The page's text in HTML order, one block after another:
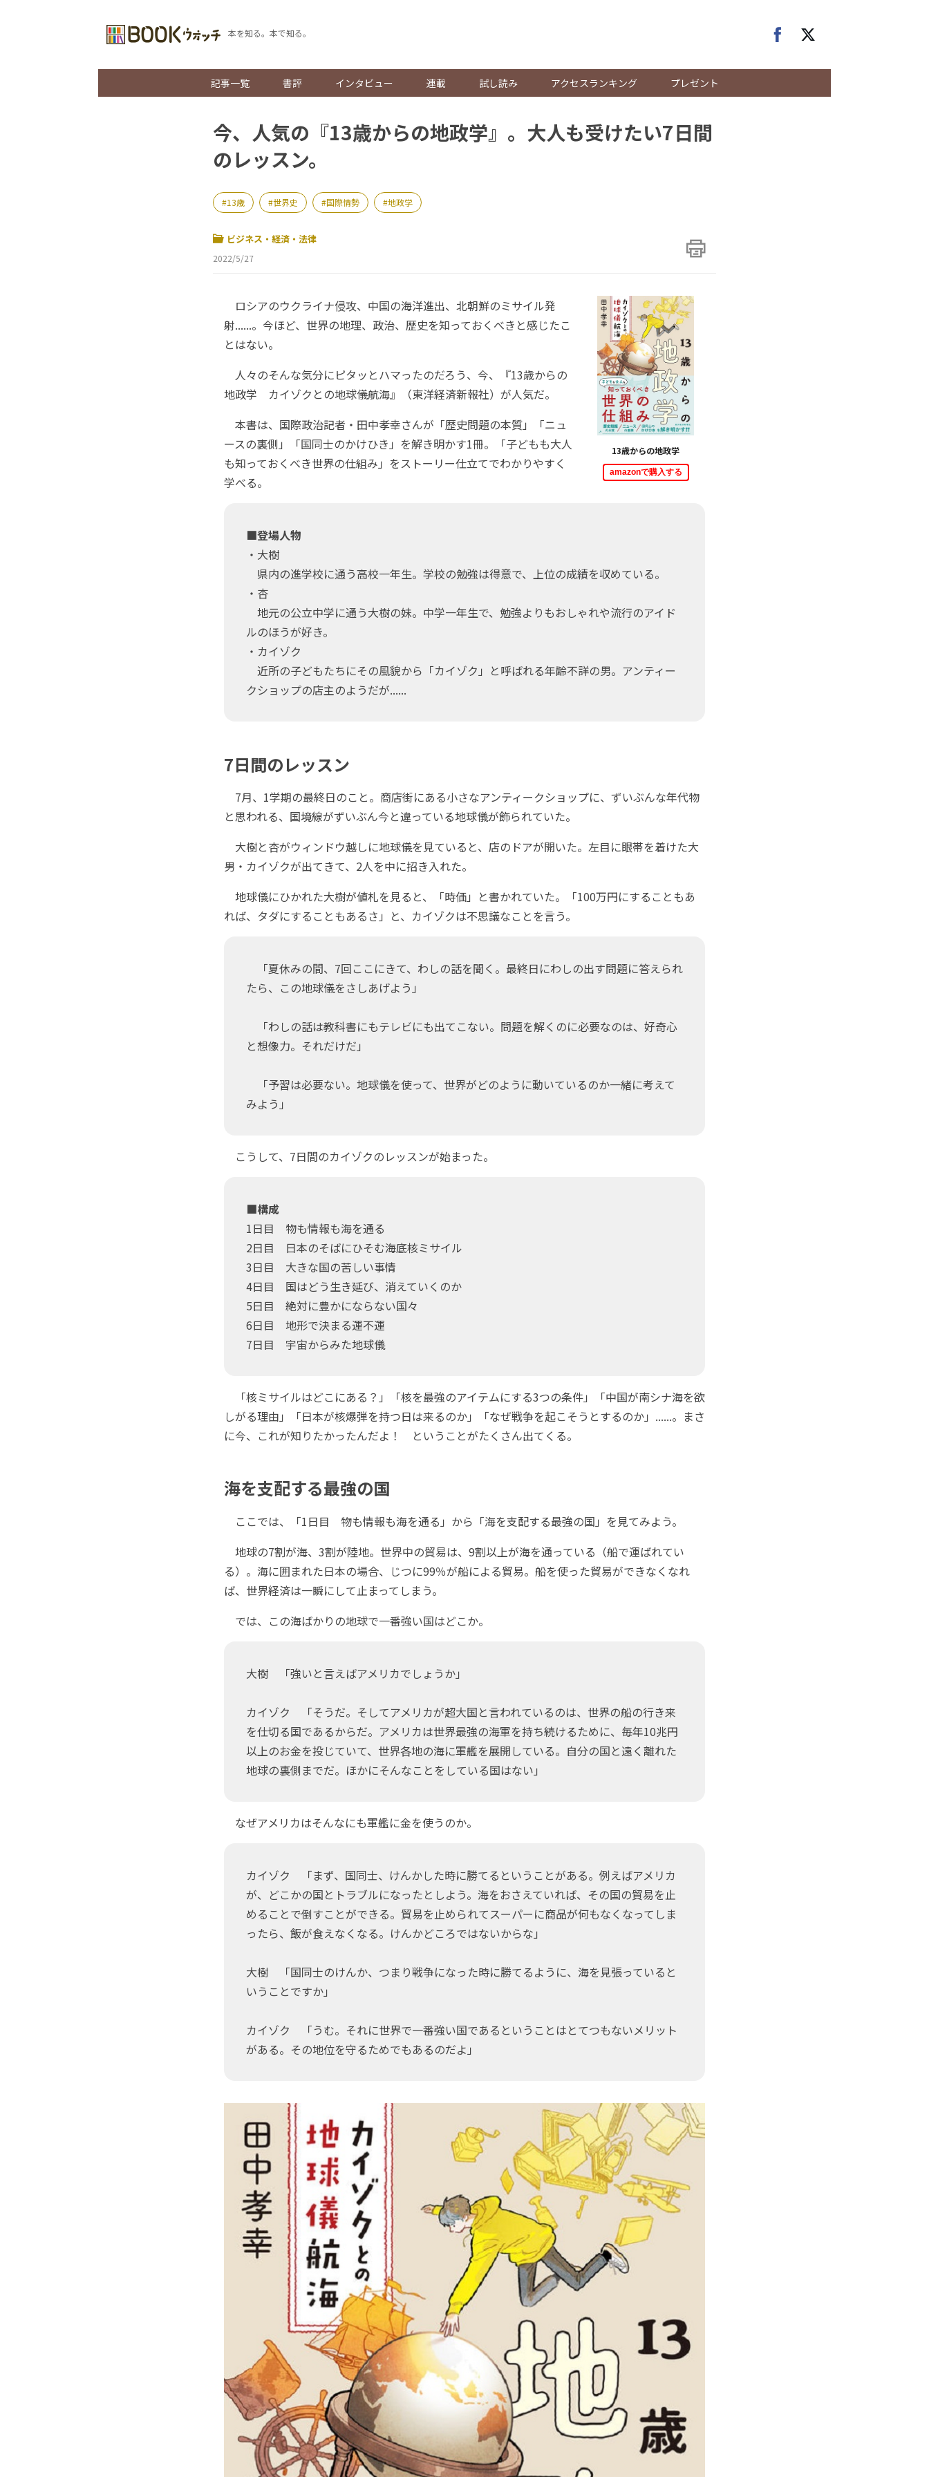
本を知る。本で知る。
記事一覧 書評 インタビュー 連載 試し読み アクセスランキング プレゼント
今、人気の『13歳からの地政学』。大人も受けたい7日間
のレッスン。
13歳 世界史 国際情勢 地政学
ビジネス・経済・法律
2022/5/27
13歳からの地政学
amazonで購入する
ロシアのウクライナ侵攻、中国の海洋進出、北朝鮮のミサイル発
射......。今ほど、世界の地理、政治、歴史を知っておくべきと感じたこ
とはない。
人々のそんな気分にピタッとハマったのだろう、今、『13歳からの
地政学 カイゾクとの地球儀航海』（東洋経済新報社）が人気だ。
本書は、国際政治記者・田中孝幸さんが「歴史問題の本質」「ニュ
ースの裏側」「国同士のかけひき」を解き明かす1冊。「子どもも大人
も知っておくべき世界の仕組み」をストーリー仕立てでわかりやすく
学べる。
■登場人物
・大樹
県内の進学校に通う高校一年生。学校の勉強は得意で、上位の成績を収めている。
・杏
地元の公立中学に通う大樹の妹。中学一年生で、勉強よりもおしゃれや流行のアイド
ルのほうが好き。
・カイゾク
近所の子どもたちにその風貌から「カイゾク」と呼ばれる年齢不詳の男。アンティー
クショップの店主のようだが......
7日間のレッスン
7月、1学期の最終日のこと。商店街にある小さなアンティークショップに、ずいぶんな年代物
と思われる、国境線がずいぶん今と違っている地球儀が飾られていた。
大樹と杏がウィンドウ越しに地球儀を見ていると、店のドアが開いた。左目に眼帯を着けた大
男・カイゾクが出てきて、2人を中に招き入れた。
地球儀にひかれた大樹が値札を見ると、「時価」と書かれていた。「100万円にすることもあ
れば、タダにすることもあるさ」と、カイゾクは不思議なことを言う。
「夏休みの間、7回ここにきて、わしの話を聞く。最終日にわしの出す問題に答えられ
たら、この地球儀をさしあげよう」
「わしの話は教科書にもテレビにも出てこない。問題を解くのに必要なのは、好奇心
と想像力。それだけだ」
「予習は必要ない。地球儀を使って、世界がどのように動いているのか一緒に考えて
みよう」
こうして、7日間のカイゾクのレッスンが始まった。
■構成
1日目 物も情報も海を通る
2日目 日本のそばにひそむ海底核ミサイル
3日目 大きな国の苦しい事情
4日目 国はどう生き延び、消えていくのか
5日目 絶対に豊かにならない国々
6日目 地形で決まる運不運
7日目 宇宙からみた地球儀
「核ミサイルはどこにある？」「核を最強のアイテムにする3つの条件」「中国が南シナ海を欲
しがる理由」「日本が核爆弾を持つ日は来るのか」「なぜ戦争を起こそうとするのか」......。まさ
に今、これが知りたかったんだよ！ ということがたくさん出てくる。
海を支配する最強の国
ここでは、「1日目 物も情報も海を通る」から「海を支配する最強の国」を見てみよう。
地球の7割が海、3割が陸地。世界中の貿易は、9割以上が海を通っている（船で運ばれてい
る）。海に囲まれた日本の場合、じつに99％が船による貿易。船を使った貿易ができなくなれ
ば、世界経済は一瞬にして止まってしまう。
では、この海ばかりの地球で一番強い国はどこか。
大樹 「強いと言えばアメリカでしょうか」
カイゾク 「そうだ。そしてアメリカが超大国と言われているのは、世界の船の行き来
を仕切る国であるからだ。アメリカは世界最強の海軍を持ち続けるために、毎年10兆円
以上のお金を投じていて、世界各地の海に軍艦を展開している。自分の国と遠く離れた
地球の裏側までだ。ほかにそんなことをしている国はない」
なぜアメリカはそんなにも軍艦に金を使うのか。
カイゾク 「まず、国同士、けんかした時に勝てるということがある。例えばアメリカ
が、どこかの国とトラブルになったとしよう。海をおさえていれば、その国の貿易を止
めることで倒すことができる。貿易を止められてスーパーに商品が何もなくなってしま
ったら、飯が食えなくなる。けんかどころではないからな」
大樹 「国同士のけんか、つまり戦争になった時に勝てるように、海を見張っていると
いうことですか」
カイゾク 「うむ。それに世界で一番強い国であるということはとてつもないメリット
がある。その地位を守るためでもあるのだよ」